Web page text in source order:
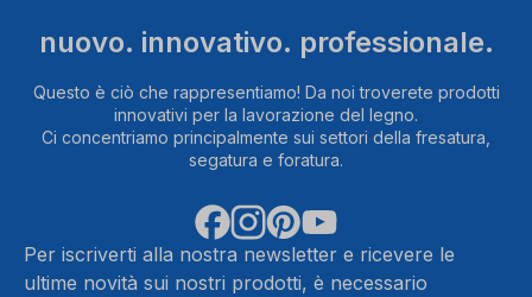
nuovo. innovativo. professionale.
Questo è ciò che rappresentiamo! Da noi troverete prodotti
innovativi per la lavorazione del legno.
Ci concentriamo principalmente sui settori della fresatura,
segatura e foratura.
Per iscriverti alla nostra newsletter e ricevere le
ultime novità sui nostri prodotti, è necessario